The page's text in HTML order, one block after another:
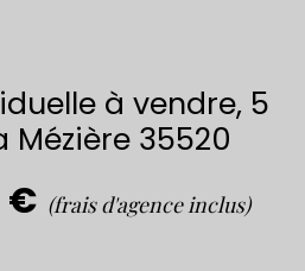
à vendre, 5
Mézière 35520
€ (frais d'agence inclus)